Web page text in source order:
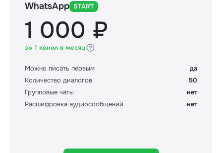
WhatsApp START
1 000 ₽
за 1 канал в месяц
Можно писать первым
да
Количество диалогов
50
Групповые чаты
нет
Расшифровка аудиосообщений
нет